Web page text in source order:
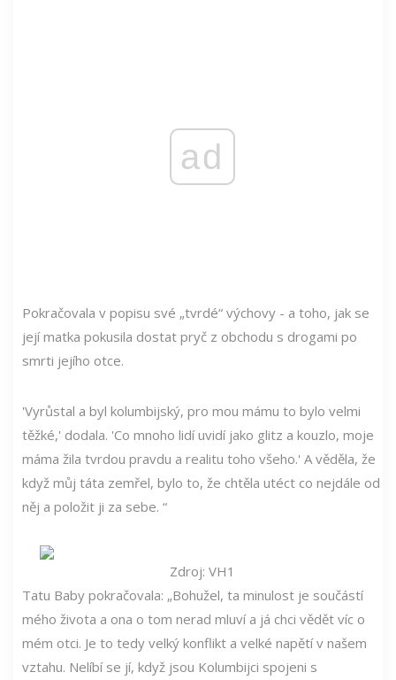
ad
Pokračovala v popisu své „tvrdé“ výchovy - a toho, jak se
její matka pokusila dostat pryč z obchodu s drogami po
smrti jejího otce.
'Vyrůstal a byl kolumbijský, pro mou mámu to bylo velmi
těžké,' dodala. 'Co mnoho lidí uvidí jako glitz a kouzlo, moje
máma žila tvrdou pravdu a realitu toho všeho.' A věděla, že
když můj táta zemřel, bylo to, že chtěla utéct co nejdále od
něj a položit ji za sebe. “
Zdroj: VH1
Tatu Baby pokračovala: „Bohužel, ta minulost je součástí
mého života a ona o tom nerad mluví a já chci vědět víc o
mém otci. Je to tedy velký konflikt a velké napětí v našem
vztahu. Nelíbí se jí, když jsou Kolumbijci spojeni s